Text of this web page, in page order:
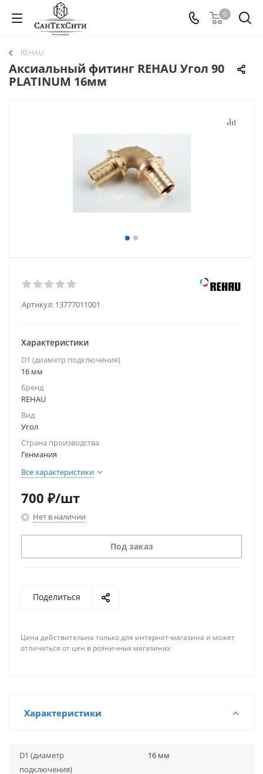
0
REHAU
Аксиальный фитинг REHAU Угол 90
PLATINUM 16мм
Артикул: 13777011001
Характеристики
D1 (диаметр подключения)
16 мм
Бренд
REHAU
Вид
Угол
Страна производства
Генмания
Все характеристики
700 ₽/шт
Нет в наличии
Под заказ
Поделиться
Цена действительна только для интернет-магазина и может
отличаться от цен в розничных магазинах
Характеристики
D1 (диаметр
подключения)
16 мм